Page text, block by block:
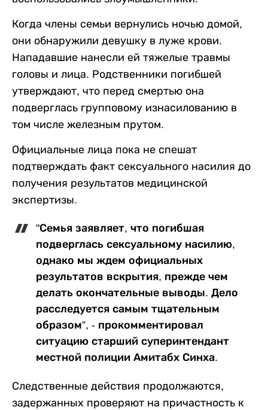
Когда члены семьи вернулись ночью домой,
они обнаружили девушку в луже крови.
Нападавшие нанесли ей тяжелые травмы
головы и лица. Родственники погибшей
утверждают, что перед смертью она
подверглась групповому изнасилованию в
том числе железным прутом.
Официальные лица пока не спешат
подтверждать факт сексуального насилия до
получения результатов медицинской
экспертизы.
"Семья заявляет, что погибшая
подверглась сексуальному насилию,
однако мы ждем официальных
результатов вскрытия, прежде чем
делать окончательные выводы. Дело
расследуется самым тщательным
образом”, - прокомментировал
ситуацию старший суперинтендант
местной полиции Амитабх Синха.
Следственные действия продолжаются,
задержанных проверяют на причастность к